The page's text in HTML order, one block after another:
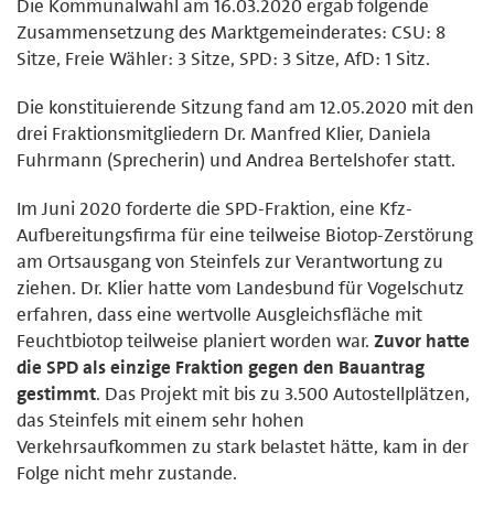
Die Kommunalwahl am 16.03.2020 ergab folgende
Zusammensetzung des Marktgemeinderates: CSU: 8
Sitze, Freie Wähler: 3 Sitze, SPD: 3 Sitze, AfD: 1 Sitz.
Die konstituierende Sitzung fand am 12.05.2020 mit den
drei Fraktionsmitgliedern Dr. Manfred Klier, Daniela
Fuhrmann (Sprecherin) und Andrea Bertelshofer statt.
Im Juni 2020 forderte die SPD-Fraktion, eine Kfz-
Aufbereitungsfirma für eine teilweise Biotop-Zerstörung
am Ortsausgang von Steinfels zur Verantwortung zu
ziehen. Dr. Klier hatte vom Landesbund für Vogelschutz
erfahren, dass eine wertvolle Ausgleichsfläche mit
Feuchtbiotop teilweise planiert worden war. Zuvor hatte
die SPD als einzige Fraktion gegen den Bauantrag
gestimmt. Das Projekt mit bis zu 3.500 Autostellplätzen,
das Steinfels mit einem sehr hohen
Verkehrsaufkommen zu stark belastet hätte, kam in der
Folge nicht mehr zustande.